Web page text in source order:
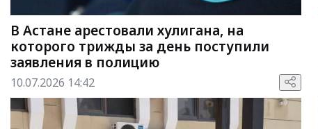
В Астане арестовали хулигана, на
которого трижды за день поступили
заявления в полицию
10.07.2026 14:42